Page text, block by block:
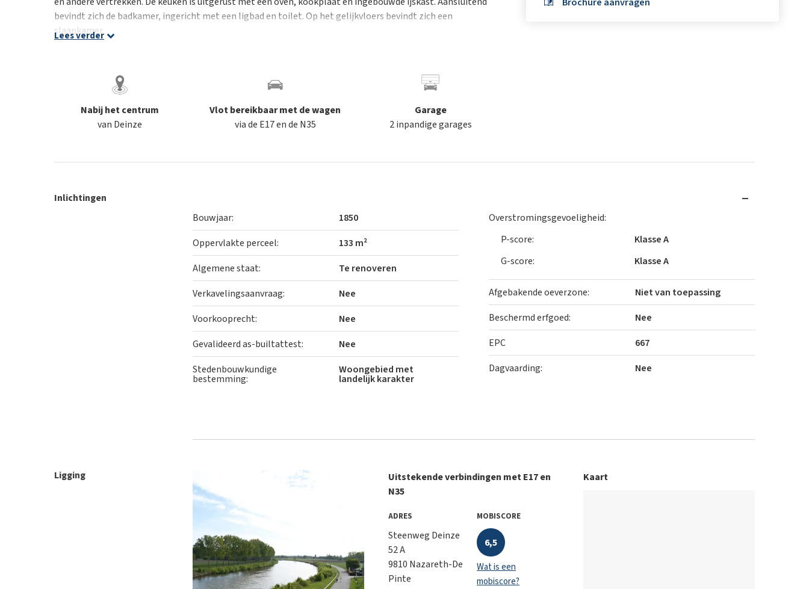
Brochure aanvragen
bevindt zich de badkamer, ingericht met een ligbad en toilet. Op het gelijkvloers bevindt zich een
slaapkamer.
kamers of ruimte wenst te creëren.
De woning beschikt over verwarming op stookolie, aluminium ramen met dubbele beglazing en
ingebouwde rolluiken, wat bijdraagt aan het wooncomfort.
bereikbaarheid, uitbreidingsmogelijkheden en een degelijke basisstructuur. Met de juiste aanpak kan dit
Volgens het Ruimtelijk Uitvoeringsplan (RUP) zijn nevenbestemmingen zoals horeca, winkelruimte,
praktijk of kantoorruimte tot 150 m² per perceel toegestaan. Dit maakt de woning extra interessant voor
wie wonen en werken wil combineren of op zoek is naar een pand met commerciële mogelijkheden.
Benieuwd naar deze goed gelegen woning? Maak dan vrijblijvend uw afspraak via
Lees verder
Nabij het centrum
van Deinze
Vlot bereikbaar met de wagen
via de E17 en de N35
Garage
2 inpandige garages
Inlichtingen
Bouwjaar:
1850
Oppervlakte perceel:
133 m²
Algemene staat:
Te renoveren
Verkavelingsaanvraag:
Nee
Voorkooprecht:
Nee
Gevalideerd as-builtattest:
Nee
Stedenbouwkundige
bestemming:
Woongebied met
landelijk karakter
Overstromingsgevoeligheid:
P-score:
Klasse A
G-score:
Klasse A
Afgebakende oeverzone:
Niet van toepassing
Beschermd erfgoed:
Nee
EPC
667
Dagvaarding:
Nee
Ligging
Uitstekende verbindingen met E17 en
N35
ADRES
Steenweg Deinze
52 A
9810 Nazareth-De
Pinte
MOBISCORE
6,5
Wat is een
mobiscore?
Kaart